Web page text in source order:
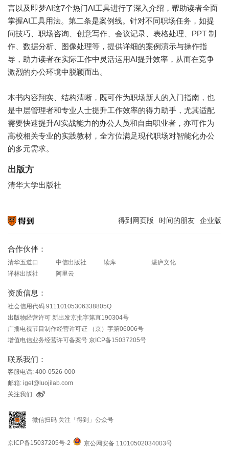
言以及即梦AI这7个热门AI工具进行了深入介绍，帮助读者全面
掌握AI工具用法。第二条是案例线。针对不同职场任务，如提
问技巧、职场咨询、创意写作、会议记录、表格处理、PPT 制
作、数据分析、图像处理等，提供详细的案例演示与操作指
导，助力读者在实际工作中灵活运用AI提升效率，从而在竞争
激烈的办公环境中脱颖而出。
本书内容翔实、结构清晰，既可作为职场新人的入门指南，也
是中层管理者和专业人士提升工作效率的得力助手，尤其适配
需要快速提升AI实战能力的办公人员和自由职业者，亦可作为
高校相关专业的实践教材，全方位满足现代职场对智能化办公
的多元需求。
出版方
清华大学出版社
得到网页版 时间的朋友 企业版
合作伙伴：
清华五道口 中信出版社 读库
湛庐文化
译林出版社
阿里云
资质信息：
社会信用代码 91110105306338805Q
出版物经营许可 新出发京批字第直190304号
广播电视节目制作经营许可证 （京）字第06006号
增值电信业务经营许可备案号 京ICP备15037205号
联系我们：
客服电话: 400-0526-000
邮箱: iget@luojilab.com
关注我们:
微信扫码 关注「得到」公众号
京ICP备15037205号-2 京公网安备 11010502034003号